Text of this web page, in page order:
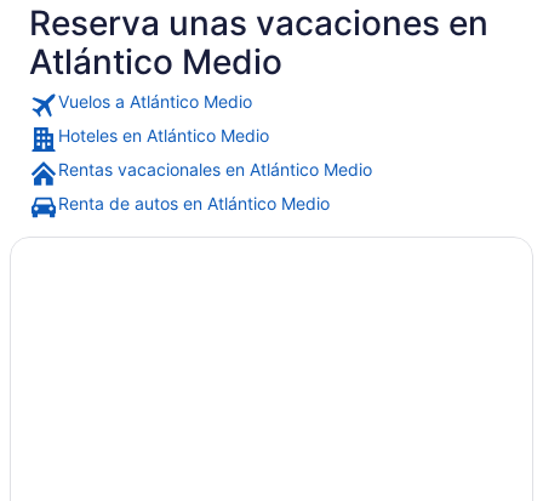
Reserva unas vacaciones en
Atlántico Medio
Vuelos a Atlántico Medio
Hoteles en Atlántico Medio
Rentas vacacionales en Atlántico Medio
Renta de autos en Atlántico Medio